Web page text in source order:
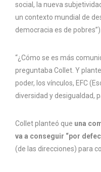
social, la nueva
un contexto mundial de
democracia es de pobres”).
“¿Cómo se es más
preguntaba Collet. Y
poder, los vínculos, EFC
diversidad y desigualdad,
Collet planteó que una
va a conseguir “por
(de las direcciones) para